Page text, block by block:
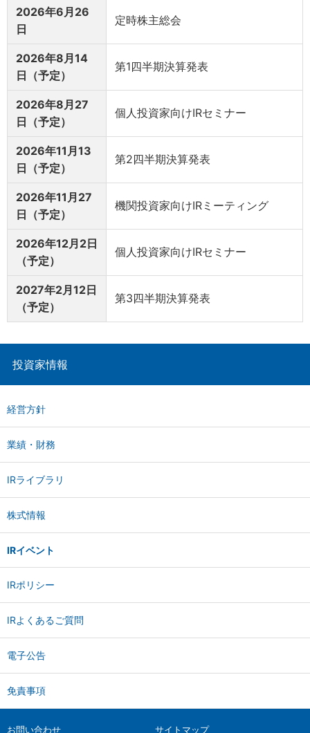
投資家情報
経営方針
業績・財務
IRライブラリ
株式情報
IRイベント
IRポリシー
IRよくあるご質問
電子公告
免責事項
2026年6月26
日
定時株主総会
2026年8月14
日（予定）
第1四半期決算発表
2026年8月27
日（予定）
個人投資家向けIRセミナー
2026年11月13
日（予定）
第2四半期決算発表
2026年11月27
日（予定）
機関投資家向けIRミーティング
2026年12月2日
（予定）
個人投資家向けIRセミナー
2027年2月12日
（予定）
第3四半期決算発表
お問い合わせ サイトマップ